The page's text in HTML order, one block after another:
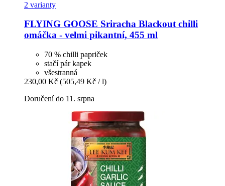
2 varianty
FLYING GOOSE Sriracha Blackout chilli
omáčka -​ velmi pikantní, 455 ml
70 % chilli papriček
stačí pár kapek
všestranná
230,00 Kč (505,49 Kč / l)
Doručení do 11. srpna